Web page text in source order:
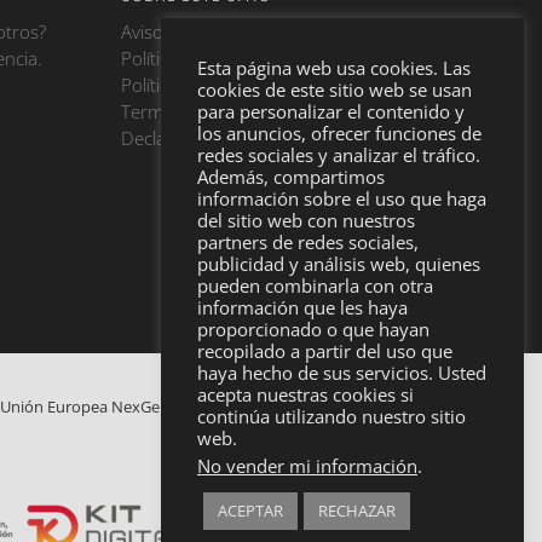
Aviso Legal
Política de Cookies
Política de privacidad
Terminos y condiciones
Declaración de accesibilidad
Europea NexGenerationEU.
Esta página web usa cookies. Las
cookies de este sitio web se usan
para personalizar el contenido y
los anuncios, ofrecer funciones de
redes sociales y analizar el tráfico.
Además, compartimos
información sobre el uso que haga
del sitio web con nuestros
partners de redes sociales,
publicidad y análisis web, quienes
pueden combinarla con otra
información que les haya
proporcionado o que hayan
recopilado a partir del uso que
haya hecho de sus servicios. Usted
acepta nuestras cookies si
continúa utilizando nuestro sitio
web.
No vender mi información.
ACEPTAR RECHAZAR